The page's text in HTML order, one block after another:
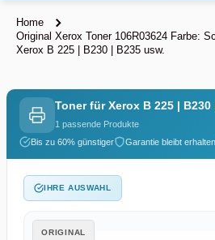
Home
Original Xerox Toner 106R03624 Farbe:
Xerox B 225 | B230 | B235 usw.
Toner für Xerox B 225 | B230
1 passende Produkte
Bis zu 60% günstiger
Garantie bleibt erhalten
IHRE AUSWAHL
ORIGINAL